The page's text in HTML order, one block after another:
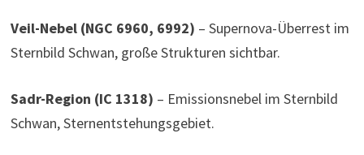
Veil-Nebel (NGC 6960, 6992) – Supernova-Überrest im
Sternbild Schwan, große Strukturen sichtbar.
Sadr-Region (IC 1318) – Emissionsnebel im Sternbild
Schwan, Sternentstehungsgebiet.